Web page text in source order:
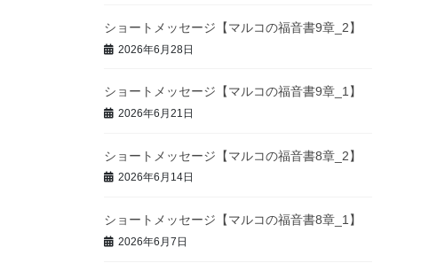
ショートメッセージ【マルコの福音書9章_2】
2026年6月28日
ショートメッセージ【マルコの福音書9章_1】
2026年6月21日
ショートメッセージ【マルコの福音書8章_2】
2026年6月14日
ショートメッセージ【マルコの福音書8章_1】
2026年6月7日